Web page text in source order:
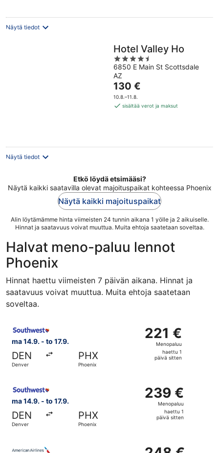
Näytä tiedot
Hotel Valley Ho
4.5
out
of
5
6850 E Main St Scottsdale
AZ
Hinta
on
130 €
130 €
10.8.–11.8.
sisältää verot ja maksut
Näytä tiedot
Etkö löydä etsimääsi?
Näytä kaikki saatavilla olevat majoituspaikat kohteessa Phoenix
Näytä kaikki majoituspaikat
Alin löytämämme hinta viimeisten 24 tunnin aikana 1 yölle ja 2 aikuiselle.
Hinnat ja saatavuus voivat muuttua. Muita ehtoja saatetaan soveltaa.
Halvat meno-paluu lennot
Phoenix
Hinnat haettu viimeisten 7 päivän aikana. Hinnat ja
saatavuus voivat muuttua. Muita ehtoja saatetaan
soveltaa.
ma 14.9. - to 17.9.
DEN
Denver
PHX
Phoenix
221 €
Menopaluu,
haettu
221 €
Menopaluu
haettu 1
päivä sitten
ma 14.9. - to 17.9.
DEN
Denver
PHX
Phoenix
239 €
Menopaluu,
haettu
239 €
Menopaluu
haettu 1
päivä sitten
248 €